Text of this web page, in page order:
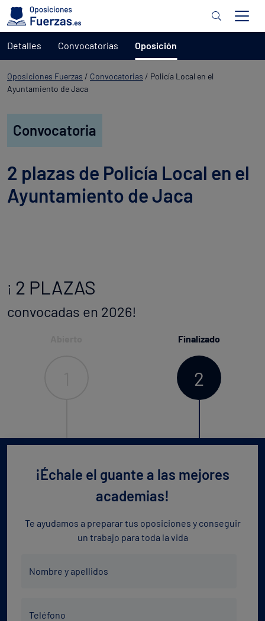
Oposiciones Fuerzas / Convocatorias / Policía Local en el
Ayuntamiento de Jaca
Convocatoria
2 plazas de Policía Local en el
Ayuntamiento de Jaca
¡ 2 PLAZAS
convocadas en 2026!
Finalizado
2
Detalles Convocatorias Oposición
¡Échale el guante a las mejores
academias!
Te ayudamos a preparar tus oposiciones y conseguir
un trabajo para toda la vida
Nombre y apellidos
Teléfono